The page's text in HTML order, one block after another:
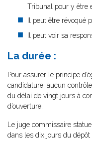
Tribunal pour y être
Il peut être révoqué
Il peut voir sa
La durée :
Pour assurer le principe
candidature, aucun
du délai de vingt jours à
d’ouverture.
Le juge commissaire
dans les dix jours du dépôt